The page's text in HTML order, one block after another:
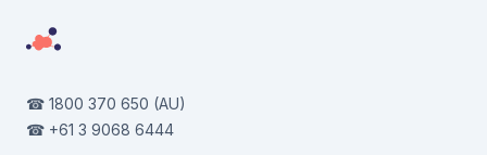
☎ 1800 370 650 (AU)
☎ +61 3 9068 6444